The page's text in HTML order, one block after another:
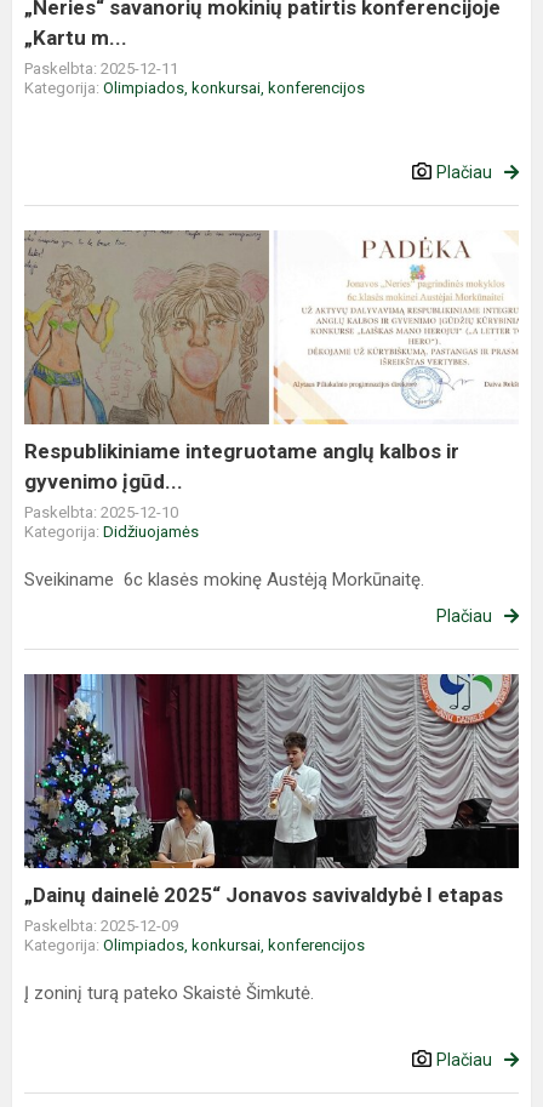
„Neries“ savanorių mokinių patirtis konferencijoje
„Kartu m...
Paskelbta: 2025-12-11
Kategorija: Olimpiados, konkursai, konferencijos
Plačiau
Respublikiniame
integruotame
anglų
kalbos
ir
gyvenimo
įgūd...
Respublikiniame integruotame anglų kalbos ir
gyvenimo įgūd...
Paskelbta: 2025-12-10
Kategorija: Didžiuojamės
Sveikiname 6c klasės mokinę Austėją Morkūnaitę.
Plačiau
„Dainų
dainelė
2025“
Jonavos
savivaldybė
I
etapas
„Dainų dainelė 2025“ Jonavos savivaldybė I etapas
Paskelbta: 2025-12-09
Kategorija: Olimpiados, konkursai, konferencijos
Į zoninį turą pateko Skaistė Šimkutė.
Plačiau